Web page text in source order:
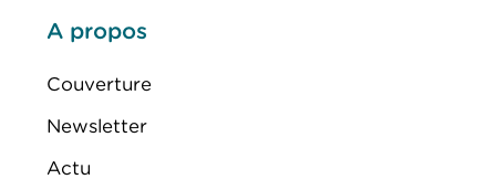
A propos
Couverture
Newsletter
Actu